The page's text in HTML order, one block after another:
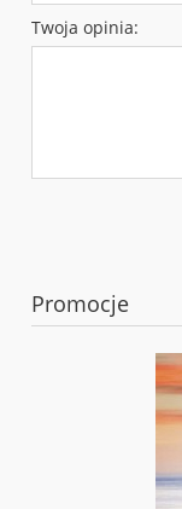
Twoja opinia:
Promocje